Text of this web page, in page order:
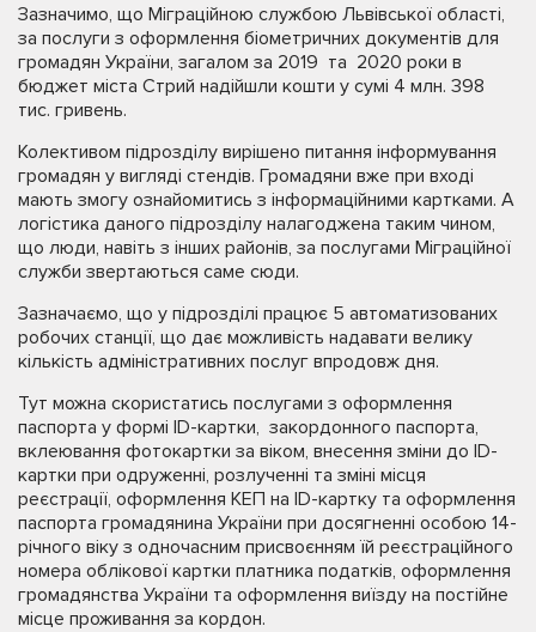
Зазначимо, що Міграційною службою Львівської області,
за послуги з оформлення біометричних документів для
громадян України, загалом за 2019 та 2020 роки в
бюджет міста Стрий надійшли кошти у сумі 4 млн. 398
тис. гривень.
Колективом підрозділу вирішено питання інформування
громадян у вигляді стендів. Громадяни вже при вході
мають змогу ознайомитись з інформаційними картками. А
логістика даного підрозділу налагоджена таким чином,
що люди, навіть з інших районів, за послугами Міграційної
служби звертаються саме сюди.
Зазначаємо, що у підрозділі працює 5 автоматизованих
робочих станції, що дає можливість надавати велику
кількість адміністративних послуг впродовж дня.
Тут можна скористатись послугами з оформлення
паспорта у формі ID-картки, закордонного паспорта,
вклеювання фотокартки за віком, внесення зміни до ID-
картки при одруженні, розлученні та зміні місця
реєстрації, оформлення КЕП на ID-картку та оформлення
паспорта громадянина України при досягненні особою 14-
річного віку з одночасним присвоєнням їй реєстраційного
номера облікової картки платника податків, оформлення
громадянства України та оформлення виїзду на постійне
місце проживання за кордон.